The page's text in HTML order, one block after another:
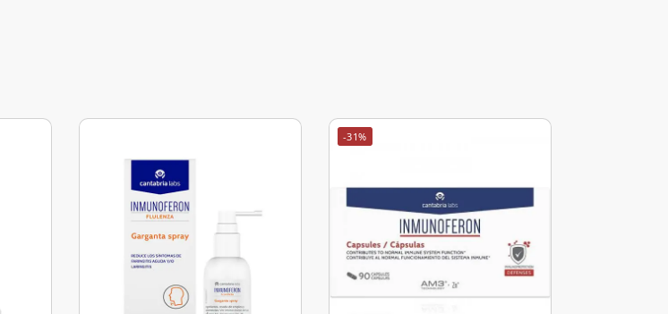
-31%